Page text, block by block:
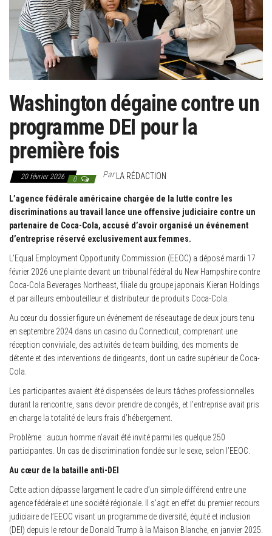
g
a
t
i
o
n
Washington dégaine contre un
programme DEI pour la
première fois
20 février 2026 0 Par LA RÉDACTION
L’agence fédérale américaine chargée de la lutte contre les
discriminations au travail lance une offensive judiciaire contre un
partenaire de Coca-Cola, accusé d’avoir organisé un événement
d’entreprise réservé exclusivement aux femmes.
L’Equal Employment Opportunity Commission (EEOC) a déposé mardi 17
février 2026 une plainte devant un tribunal fédéral du New Hampshire contre
Coca-Cola Beverages Northeast, filiale du groupe japonais Kieran Holdings
et par ailleurs embouteilleur et distributeur de produits Coca-Cola.
Au cœur du dossier figure un événement de réseautage de deux jours tenu
en septembre 2024 dans un casino du Connecticut, comprenant une
réception conviviale, des activités de team building, des moments de
détente et des interventions de dirigeants, dont un cadre supérieur de Coca-
Cola.
Les participantes avaient été dispensées de leurs tâches professionnelles
durant la rencontre, sans devoir prendre de congés, et l’entreprise avait pris
en charge la totalité de leurs frais d’hébergement.
Problème : aucun homme n’avait été invité parmi les quelque 250
participantes. Un cas de discrimination fondée sur le sexe, selon l’EEOC.
Au cœur de la bataille anti-DEI
Cette action dépasse largement le cadre d’un simple différend entre une
agence fédérale et une société régionale. Il s’agit en effet du premier recours
judiciaire de l’EEOC visant un programme de diversité, équité et inclusion
(DEI) depuis le retour de Donald Trump à la Maison Blanche, en janvier 2025.